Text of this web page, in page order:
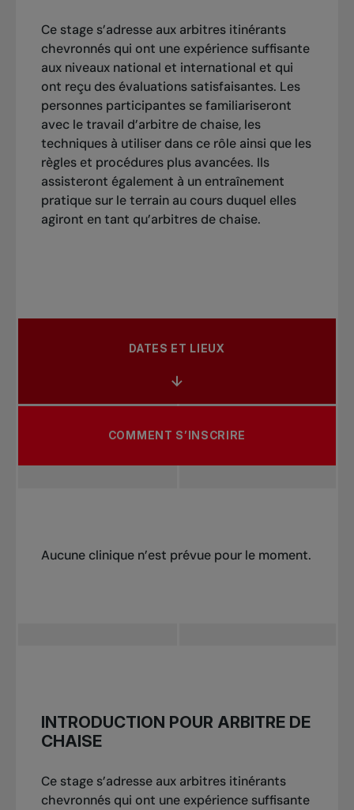
Ce stage s’adresse aux arbitres itinérants
chevronnés qui ont une expérience suffisante
aux niveaux national et international et qui
ont reçu des évaluations satisfaisantes. Les
personnes participantes se familiariseront
avec le travail d’arbitre de chaise, les
techniques à utiliser dans ce rôle ainsi que les
règles et procédures plus avancées. Ils
assisteront également à un entraînement
pratique sur le terrain au cours duquel elles
agiront en tant qu’arbitres de chaise.
DATES ET LIEUX
COMMENT S’INSCRIRE
Aucune clinique n’est prévue pour le moment.
Pour vous inscrire, faites parvenir un courriel
à : officiating@tenniscanada.com.
INTRODUCTION POUR ARBITRE DE
CHAISE
Ce stage s’adresse aux arbitres itinérants
chevronnés qui ont une expérience suffisante